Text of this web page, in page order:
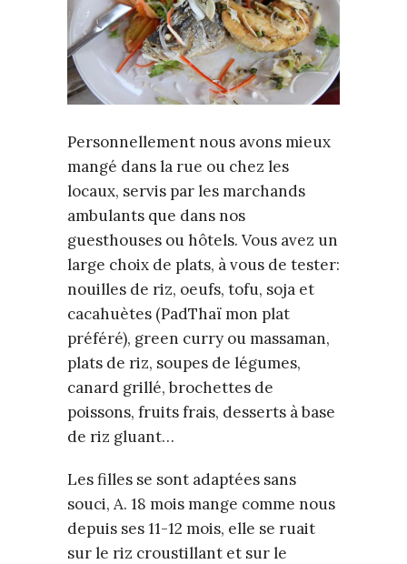
Personnellement nous avons mieux
mangé dans la rue ou chez les
locaux, servis par les marchands
ambulants que dans nos
guesthouses ou hôtels. Vous avez un
large choix de plats, à vous de tester:
nouilles de riz, oeufs, tofu, soja et
cacahuètes (PadThaï mon plat
préféré), green curry ou massaman,
plats de riz, soupes de légumes,
canard grillé, brochettes de
poissons, fruits frais, desserts à base
de riz gluant…
Les filles se sont adaptées sans
souci, A. 18 mois mange comme nous
depuis ses 11-12 mois, elle se ruait
sur le riz croustillant et sur le